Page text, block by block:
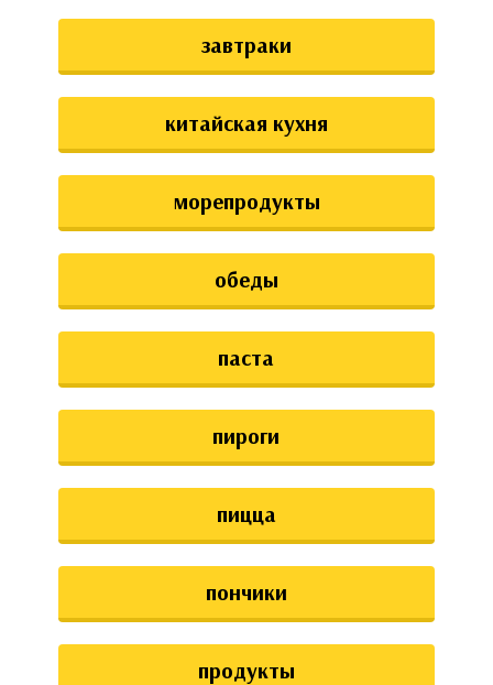
завтраки
китайская кухня
морепродукты
обеды
паста
пироги
пицца
пончики
продукты